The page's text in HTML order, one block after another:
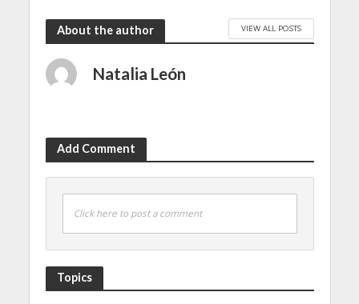
About the author VIEW ALL POSTS
Natalia León
Add Comment
Click here to post a comment
Topics